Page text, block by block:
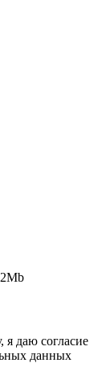
даю согласие
данных